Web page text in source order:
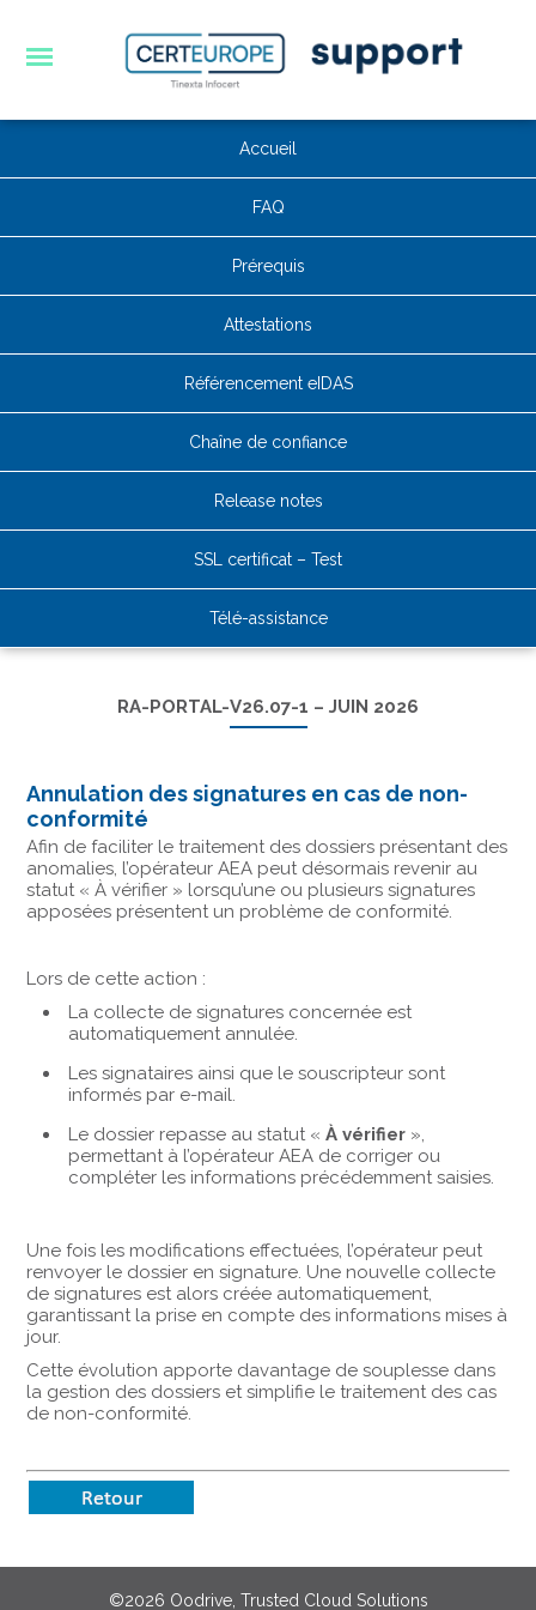
Accueil
FAQ
Prérequis
Attestations
Référencement eIDAS
Chaîne de confiance
Release notes
SSL certificat – Test
Télé-assistance
RA-PORTAL-V26.07-1 – JUIN 2026
Annulation des signatures en cas de non-
conformité
Afin de faciliter le traitement des dossiers présentant des
anomalies, l’opérateur AEA peut désormais revenir au
statut « À vérifier » lorsqu’une ou plusieurs signatures
apposées présentent un problème de conformité.
Lors de cette action :
La collecte de signatures concernée est
automatiquement annulée.
Les signataires ainsi que le souscripteur sont
informés par e-mail.
Le dossier repasse au statut «À vérifier »,
permettant à l’opérateur AEA de corriger ou
compléter les informations précédemment saisies.
Une fois les modifications effectuées, l’opérateur peut
renvoyer le dossier en signature. Une nouvelle collecte
de signatures est alors créée automatiquement,
garantissant la prise en compte des informations mises à
jour.
Cette évolution apporte davantage de souplesse dans
la gestion des dossiers et simplifie le traitement des cas
de non-conformité.
©2026 Oodrive, Trusted Cloud Solutions